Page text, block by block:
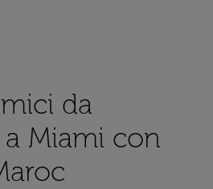
da
Miami con